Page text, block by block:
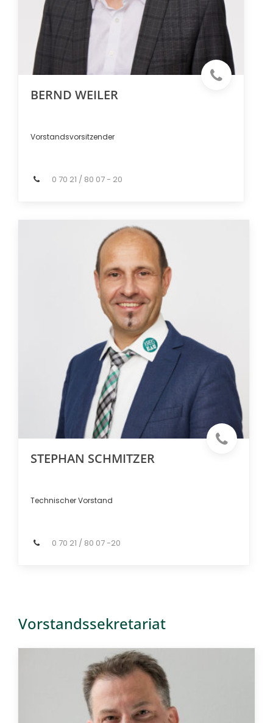
BERND WEILER
Vorstandsvorsitzender
0 70 21 / 80 07 - 20
STEPHAN SCHMITZER
Technischer Vorstand
0 70 21 / 80 07 -20
Vorstandssekretariat